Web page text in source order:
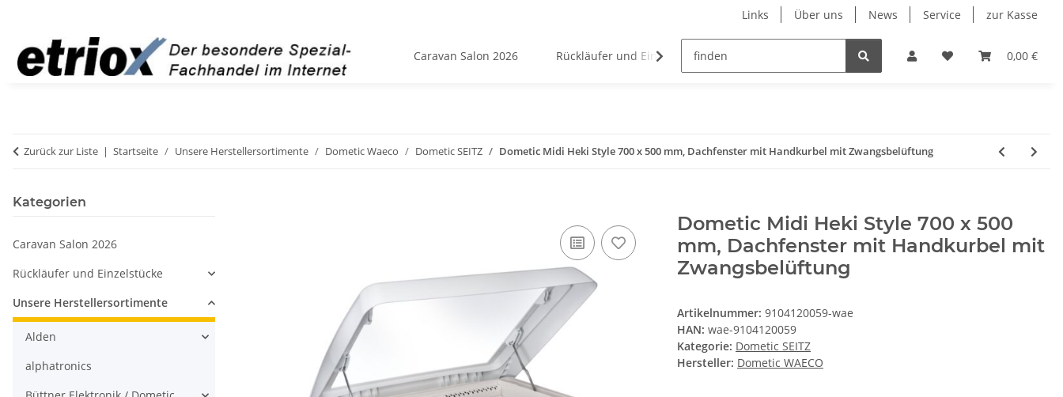
Links Über uns News Service zur Kasse
0,00 €
Caravan Salon 2026 Rückläufer und Einzelstücke Unsere Herstellersortimente Wohnmobil &
Zurück zur Liste Startseite Unsere Herstellersortimente Dometic Waeco Dometic SEITZ Dometic Midi Heki Style 700 x 500 mm, Dachfenster mit Handkurbel mit Zwangsbelüftung
Dometic Midi Heki Style 700 x 500
mm, Dachfenster mit Handkurbel mit
Zwangsbelüftung
Artikelnummer: 9104120059-wae
HAN: wae-9104120059
Kategorie: Dometic SEITZ
Hersteller: Dometic WAECO
Kategorien
Caravan Salon 2026
Rückläufer und Einzelstücke
Unsere Herstellersortimente
Alden
alphatronics